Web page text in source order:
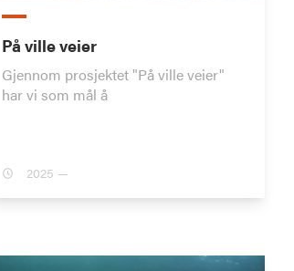
På ville veier
Gjennom prosjektet "På ville veier"
har vi som mål å
2025 —